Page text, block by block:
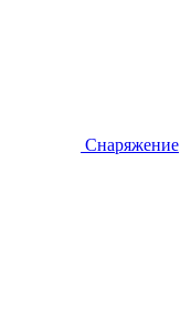
Снаряжение